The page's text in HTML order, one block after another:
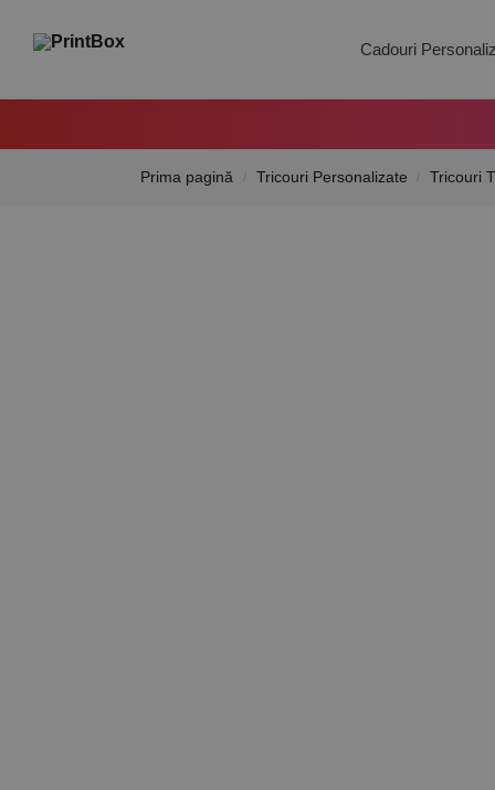
Cadouri
Search
Prima pagină / Tricouri Personalizate / Tricouri